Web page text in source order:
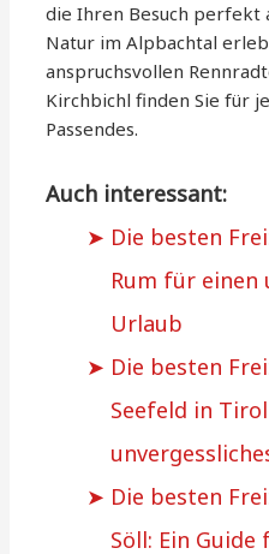
die Ihren Besuch perfekt
Natur im Alpbachtal
anspruchsvollen
Kirchbichl finden Sie für
Passendes.
Auch interessant:
Die besten
Rum für einen
Urlaub
Die besten
Seefeld in
Die besten
Söll: Ein